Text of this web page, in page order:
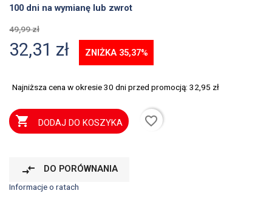
100 dni na wymianę lub zwrot
49,99 zł
32,31 zł ZNIŻKA 35,37%
Najniższa cena w okresie 30 dni przed promocją: 32,95 zł
 DODAJ DO KOSZYKA favorite_border
compare_arrows DO PORÓWNANIA
Informacje o ratach